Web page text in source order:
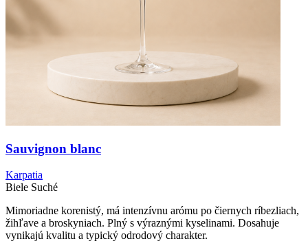
Sauvignon blanc
Karpatia
Biele Suché
Mimoriadne korenistý, má intenzívnu arómu po čiernych ríbezliach,
žihľave a broskyniach. Plný s výraznými kyselinami. Dosahuje
vynikajú kvalitu a typický odrodový charakter.